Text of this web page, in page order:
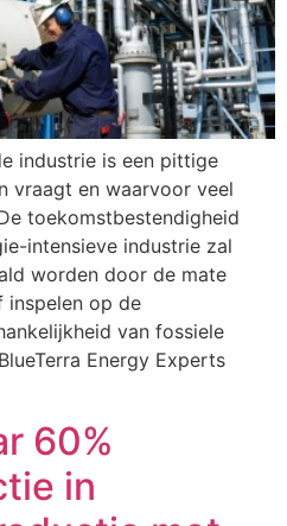
industrie is een pittige
vraagt en waarvoor veel
toekomstbestendigheid
intensieve industrie zal
worden door de mate
inspelen op de
van fossiele
Energy Experts
60%
in